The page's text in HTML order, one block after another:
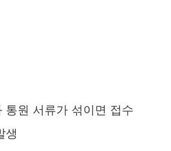
통원 서류가 섞이면 접수
생